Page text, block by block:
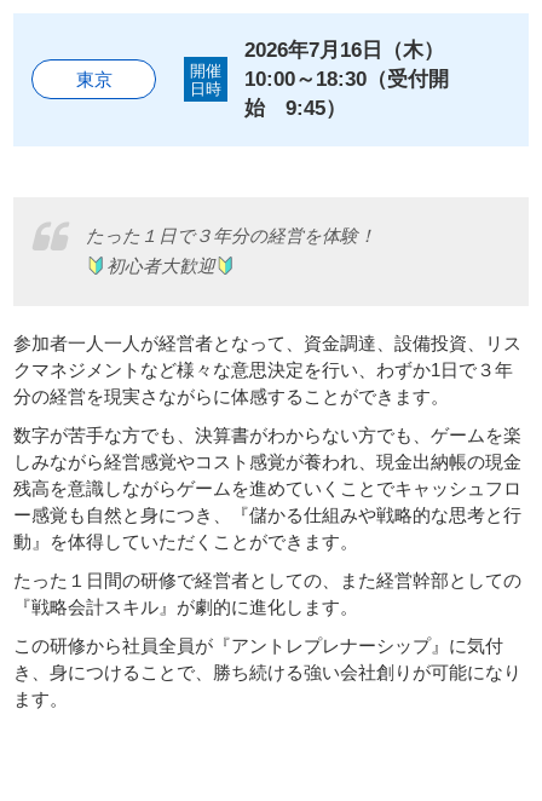
子どもCEO研修について
お問い合わせ
プライバシーポリシー
サイトマップ
東京
開催
日時
2026年7月16日（木）
10:00～18:30（受付開
始 9:45）
たった１日で３年分の経営を体験！
初心者大歓迎
参加者一人一人が経営者となって、資金調達、設備投資、リス
クマネジメントなど様々な意思決定を行い、わずか1日で３年
分の経営を現実さながらに体感することができます。
数字が苦手な方でも、決算書がわからない方でも、ゲームを楽
しみながら経営感覚やコスト感覚が養われ、現金出納帳の現金
残高を意識しながらゲームを進めていくことでキャッシュフロ
ー感覚も自然と身につき、『儲かる仕組みや戦略的な思考と行
動』を体得していただくことができます。
たった１日間の研修で経営者としての、また経営幹部としての
『戦略会計スキル』が劇的に進化します。
この研修から社員全員が『アントレプレナーシップ』に気付
き、身につけることで、勝ち続ける強い会社創りが可能になり
ます。